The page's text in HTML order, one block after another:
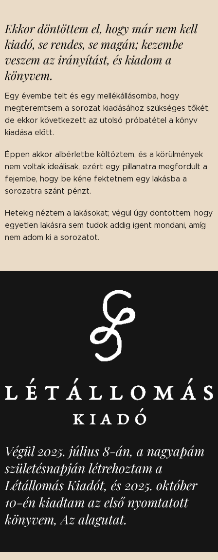
Ekkor döntöttem el, hogy már nem kell
kiadó, se rendes, se magán; kezembe
veszem az irányítást, és kiadom a
könyvem.
Egy évembe telt és egy mellékállásomba, hogy
megteremtsem a sorozat kiadásához szükséges tőkét,
de ekkor következett az utolsó próbatétel a könyv
kiadása előtt.
Éppen akkor albérletbe költöztem, és a körülmények
nem voltak ideálisak, ezért egy pillanatra megfordult a
fejembe, hogy be kéne fektetnem egy lakásba a
sorozatra szánt pénzt.
Hetekig néztem a lakásokat; végül úgy döntöttem, hogy
egyetlen lakásra sem tudok addig igent mondani, amíg
nem adom ki a sorozatot.
Végül 2025. július 8-án, a nagyapám
születésnapján létrehoztam a
Létállomás Kiadót, és 2025. október
10-én kiadtam az első nyomtatott
könyvem, Az alagutat.